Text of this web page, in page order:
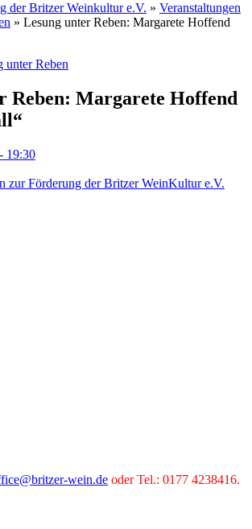
der Britzer Weinkultur e.V. » Veranstaltungen
» Lesung unter Reben: Margarete Hoffend
unter Reben
Reben: Margarete Hoffend
19:30
zur Förderung der Britzer WeinKultur e.V.
wein.de oder Tel.: 0177 4238416.